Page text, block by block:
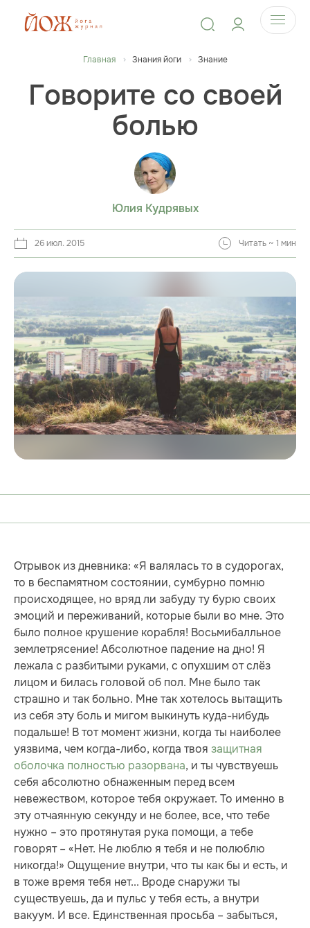
Главная Знания йоги Знание
Говорите со своей
болью
Юлия Кудрявых
26 июл. 2015 Читать ~ 1 мин
Отрывок из дневника: «Я валялась то в судорогах,
то в беспамятном состоянии, сумбурно помню
происходящее, но вряд ли забуду ту бурю своих
эмоций и переживаний, которые были во мне. Это
было полное крушение корабля! Восьмибалльное
землетрясение! Абсолютное падение на дно! Я
лежала с разбитыми руками, с опухшим от слёз
лицом и билась головой об пол. Мне было так
страшно и так больно. Мне так хотелось вытащить
из себя эту боль и мигом выкинуть куда-нибудь
подальше! В тот момент жизни, когда ты наиболее
уязвима, чем когда-либо, когда твоя защитная
оболочка полностью разорвана, и ты чувствуешь
себя абсолютно обнаженным перед всем
невежеством, которое тебя окружает. То именно в
эту отчаянную секунду и не более, все, что тебе
нужно – это протянутая рука помощи, а тебе
говорят – «Нет. Не люблю я тебя и не полюблю
никогда!» Ощущение внутри, что ты как бы и есть, и
в тоже время тебя нет... Вроде снаружи ты
существуешь, да и пульс у тебя есть, а внутри
вакуум. И все. Единственная просьба – забыться,